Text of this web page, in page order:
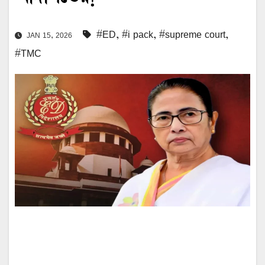
JAN 15, 2026 #ED, #i pack, #supreme court,
#TMC